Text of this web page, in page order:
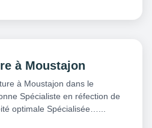
à Moustajon
à Moustajon dans le
Spécialiste en réfection de
optimale Spécialisée…...